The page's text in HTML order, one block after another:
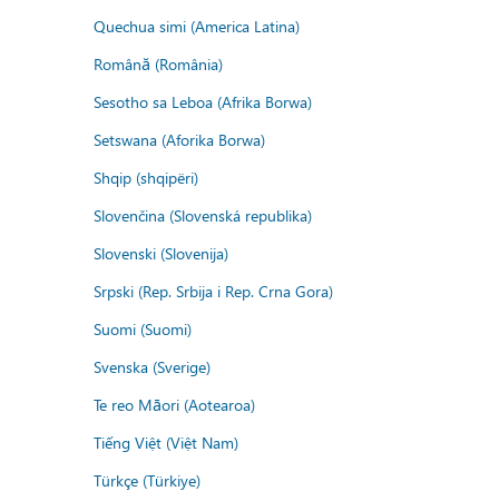
Quechua simi (America Latina)
Română (România)
Sesotho sa Leboa (Afrika Borwa)
Setswana (Aforika Borwa)
Shqip (shqipëri)
Slovenčina (Slovenská republika)
Slovenski (Slovenija)
Srpski (Rep. Srbija i Rep. Crna Gora)
Suomi (Suomi)
Svenska (Sverige)
Te reo Māori (Aotearoa)
Tiếng Việt (Việt Nam)
Türkçe (Türkiye)